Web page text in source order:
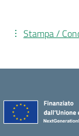
Stampa /